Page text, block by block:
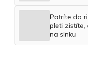
Patríte do
pleti zistíte,
na slnku